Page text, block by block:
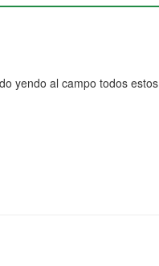
yendo al campo todos